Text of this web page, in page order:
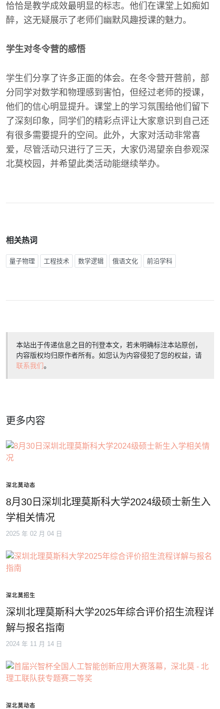
恰恰是教学成效最明显的标志。他们在课堂上如痴如
醉，这无疑展示了老师们幽默风趣授课的魅力。
学生对冬令营的感悟
学生们分享了许多正面的体会。在冬令营开营前，部
分同学对数学和物理感到害怕，但经过老师的授课，
他们的信心明显提升。课堂上的学习氛围给他们留下
了深刻印象，同学们的精彩点评让大家意识到自己还
有很多需要提升的空间。此外，大家对活动非常喜
爱，尽管活动只进行了三天，大家仍渴望亲自参观深
北莫校园，并希望此类活动能继续举办。
相关热词
量子物理 工程技术 数学逻辑 俄语文化 前沿学科
本站出于传递信息之目的刊登本文，若未明确标注本站原创，
内容版权均归原作者所有。如您认为内容侵犯了您的权益，请
联系我们。
更多内容
深北莫动态
8月30日深圳北理莫斯科大学2024级硕士新生入
学相关情况
2025 年 02 月 04 日
深北莫招生
深圳北理莫斯科大学2025年综合评价招生流程详
解与报名指南
2024 年 11 月 14 日
深北莫动态